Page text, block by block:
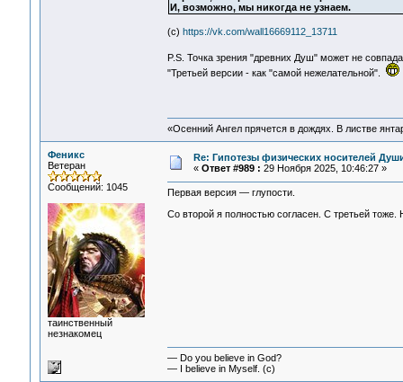
И, возможно, мы никогда не узнаем.
(c) https://vk.com/wall16669112_13711
P.S. Точка зрения "древних Душ" может не
"Третьей версии - как "самой нежелательной".
«Осенний Ангел прячется в дождях. В листве
Феникс
Ветеран
Сообщений: 1045
таинственный
незнакомец
Re: Гипотезы физических носителей
« Ответ #989 : 29 Ноября 2025, 10:46:27 »
Первая версия — глупости.
Со второй я полностью согласен. С третьей
— Do you believe in God?
— I believe in Myself. (c)